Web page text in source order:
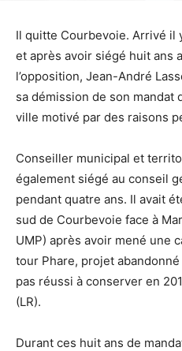
Il quitte Courbevoie. Arrivé il
et après avoir siégé huit ans
l’opposition, Jean-André
sa démission de son mandat
ville motivé par des raisons
Conseiller municipal et
également siégé au conseil
pendant quatre ans. Il avait
sud de Courbevoie face à
UMP) après avoir mené une
tour Phare, projet abandonné
pas réussi à conserver en
(LR).
Durant ces huit ans de